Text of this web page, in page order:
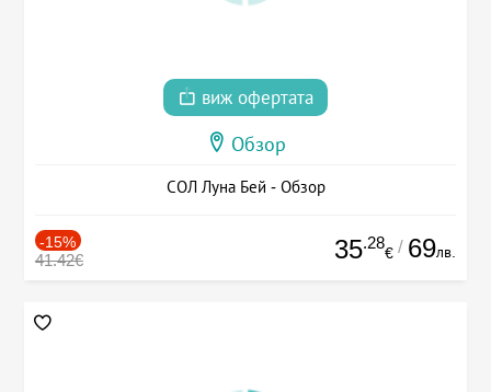
виж офертата
Обзор
СОЛ Луна Бей - Обзор
-15%
41.42€ 35.28
€ / 69лв.